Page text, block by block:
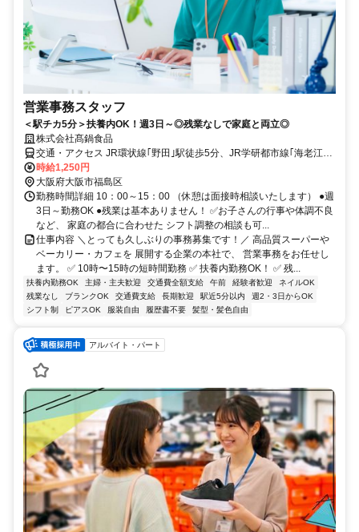
営業事務スタッフ
＜駅チカ5分＞扶養内OK！週3日～◎残業なしで家庭と両立◎
株式会社髙鍋食品
交通・アクセス JR環状線｢野田｣駅徒歩5分、JR学研都市線｢海老江｣
駅徒歩5分
時給1,250円
大阪府大阪市福島区
勤務時間詳細 10：00～15：00 （休憩は面接時相談いたします） ●週
3日～勤務OK ●残業は基本ありません！ ✅お子さんの行事や体調不良
など、 家庭の都合に合わせた シフト調整の相談も可...
仕事内容 ＼とっても久しぶりの事務募集です！／ 高品質スーパーや
ベーカリー・カフェを 展開する企業の本社で、 営業事務をお任せし
ます。 ✅ 10時〜15時の短時間勤務 ✅ 扶養内勤務OK！ ✅ 残...
扶養内勤務OK 主婦・主夫歓迎 交通費全額支給 午前 経験者歓迎
ネイルOK
残業なし
ブランクOK 交通費支給 長期歓迎 駅近5分以内
週2・3日からOK
シフト制
ピアスOK 服装自由 履歴書不要 髪型・髪色自由
アルバイト・パート